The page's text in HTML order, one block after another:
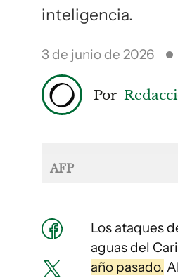
inteligencia.
3 de junio de 2026
Por
AFP
Los ataques
aguas del
año pasado.